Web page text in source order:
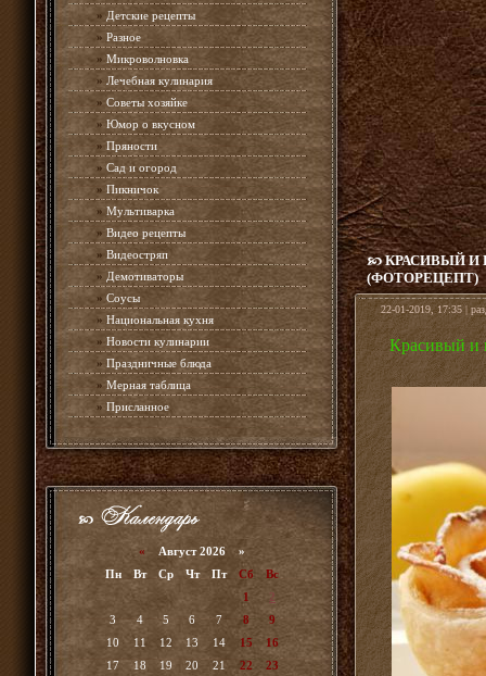
» Детские рецепты
» Разное
» Микроволновка
» Лечебная кулинария
» Советы хозяйке
» Юмор о вкусном
» Пряности
» Сад и огород
» Пикничок
» Мультиварка
» Видео рецепты
» Видеостряп
» Демотиваторы
» Соусы
» Национальная кухня
» Новости кулинарии
» Праздничные блюда
» Мерная таблица
» Присланное
« Август 2026 »
Пн
Вт Ср Чт Пт Сб
Вс
1
2
3
4 5 6 7 8
9
10
11 12 13 14 15
16
17
18 19 20 21 22
23
КРАСИВЫЙ И
(ФОТОРЕЦЕПТ)
22-01-2019, 17:35 |
Красивый и